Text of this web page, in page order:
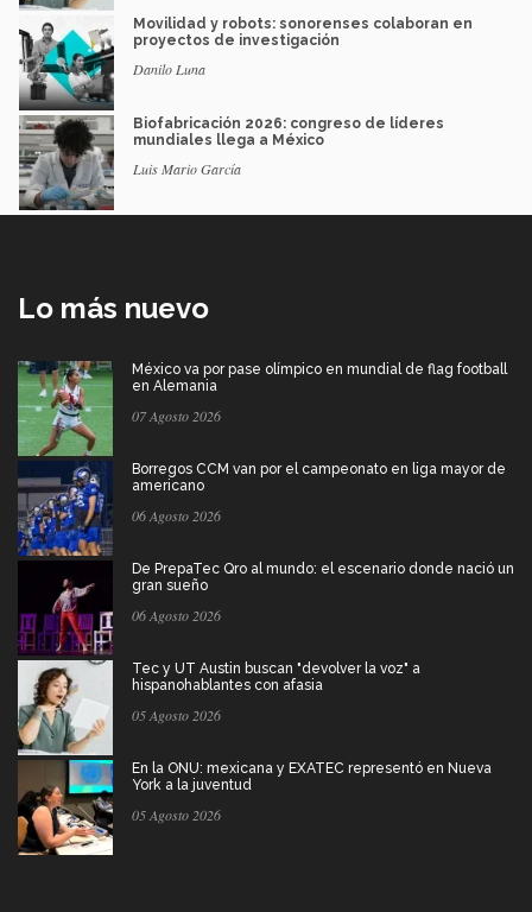
Movilidad y robots: sonorenses colaboran en
proyectos de investigación
Danilo Luna
Biofabricación 2026: congreso de líderes
mundiales llega a México
Luis Mario García
Lo más nuevo
México va por pase olímpico en mundial de flag football
en Alemania
07 Agosto 2026
Borregos CCM van por el campeonato en liga mayor de
americano
06 Agosto 2026
De PrepaTec Qro al mundo: el escenario donde nació un
gran sueño
06 Agosto 2026
Tec y UT Austin buscan "devolver la voz" a
hispanohablantes con afasia
05 Agosto 2026
En la ONU: mexicana y EXATEC representó en Nueva
York a la juventud
05 Agosto 2026